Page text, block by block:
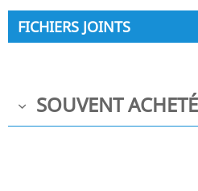
FICHIERS JOINTS
SOUVENT